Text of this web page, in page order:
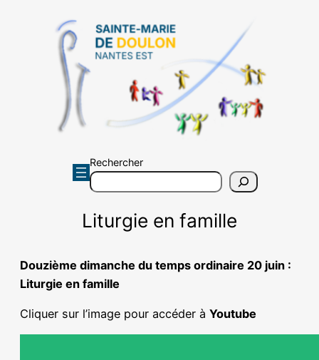
Rechercher
Liturgie en famille
Douzième dimanche du temps ordinaire 20 juin :
Liturgie en famille
Cliquer sur l’image pour accéder à Youtube